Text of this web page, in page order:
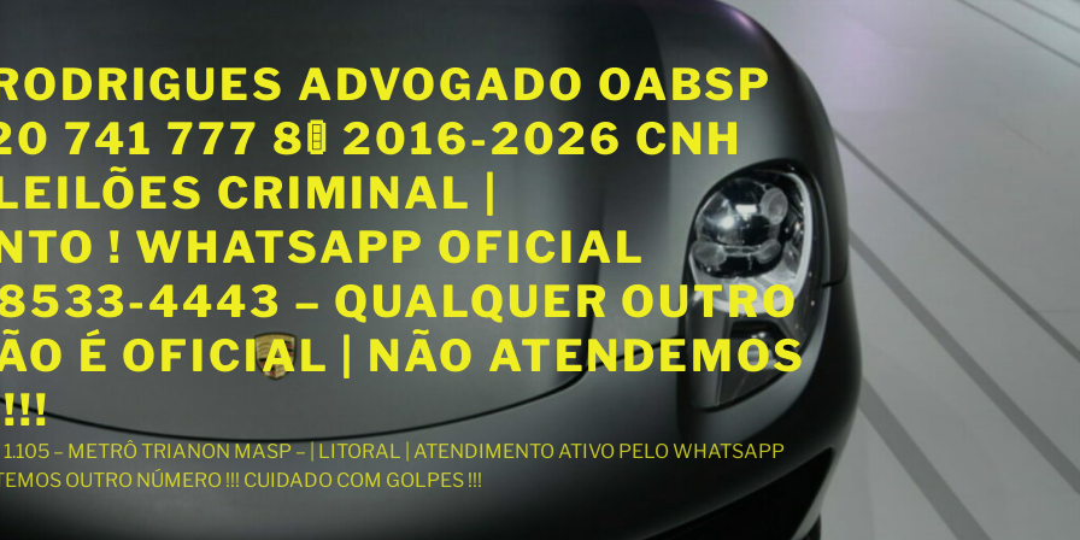
ADVOGADO OABSP
741 777 8🚦 2016-2026 CNH
CRIMINAL |
! WHATSAPP OFICIAL
4443 – QUALQUER OUTRO
É OFICIAL | NÃO ATENDEMOS
– METRÔ TRIANON MASP – | LITORAL | ATENDIMENTO ATIVO PELO WHATSAPP
OUTRO NÚMERO !!! CUIDADO COM GOLPES !!!